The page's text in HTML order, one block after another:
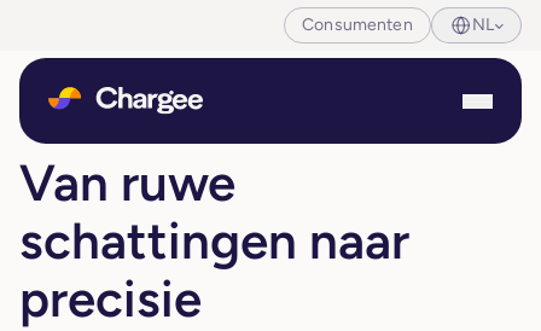
Consumenten NL
Van ruwe
schattingen naar
precisie